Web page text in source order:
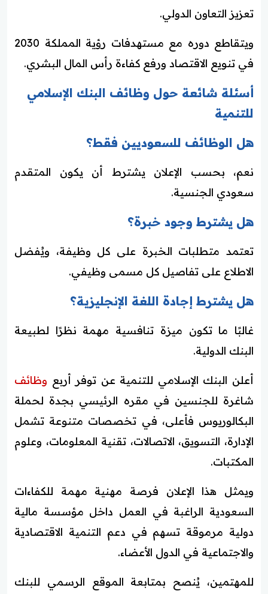
تعزيز التعاون الدولي.
ويتقاطع دوره مع مستهدفات رؤية المملكة 2030
في تنويع الاقتصاد ورفع كفاءة رأس المال البشري.
أسئلة شائعة حول وظائف البنك الإسلامي
للتنمية
هل الوظائف للسعوديين فقط؟
نعم، بحسب الإعلان يشترط أن يكون المتقدم
سعودي الجنسية.
هل يشترط وجود خبرة؟
تعتمد متطلبات الخبرة على كل وظيفة، ويُفضل
الاطلاع على تفاصيل كل مسمى وظيفي.
هل يشترط إجادة اللغة الإنجليزية؟
غالبًا ما تكون ميزة تنافسية مهمة نظرًا لطبيعة
البنك الدولية.
أعلن البنك الإسلامي للتنمية عن توفر أربع وظائف
شاغرة للجنسين في مقره الرئيسي بجدة لحملة
البكالوريوس فأعلى، في تخصصات متنوعة تشمل
الإدارة، التسويق، الاتصالات، تقنية المعلومات، وعلوم
المكتبات.
ويمثل هذا الإعلان فرصة مهنية مهمة للكفاءات
السعودية الراغبة في العمل داخل مؤسسة مالية
دولية مرموقة تسهم في دعم التنمية الاقتصادية
والاجتماعية في الدول الأعضاء.
للمهتمين، يُنصح بمتابعة الموقع الرسمي للبنك